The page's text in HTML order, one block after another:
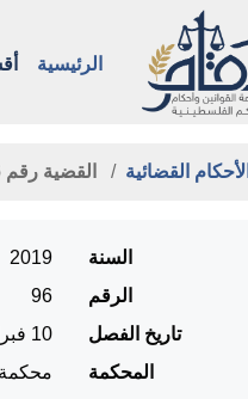
الرئيسية
الأحكام القضائية القضية رقم ‎96‏/‎2019‏ المنعقدة …
السنة
2019
الرقم
96
تاريخ الفصل
10 فبراير، 2019
المحكمة